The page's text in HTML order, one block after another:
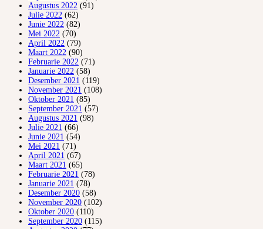
Augustus 2022 (91)
Julie 2022 (62)
Junie 2022 (82)
Mei 2022 (70)
April 2022 (79)
Maart 2022 (90)
Februarie 2022 (71)
Januarie 2022 (58)
Desember 2021 (119)
November 2021 (108)
Oktober 2021 (85)
September 2021 (57)
Augustus 2021 (98)
Julie 2021 (66)
Junie 2021 (54)
Mei 2021 (71)
April 2021 (67)
Maart 2021 (65)
Februarie 2021 (78)
Januarie 2021 (78)
Desember 2020 (58)
November 2020 (102)
Oktober 2020 (110)
September 2020 (115)